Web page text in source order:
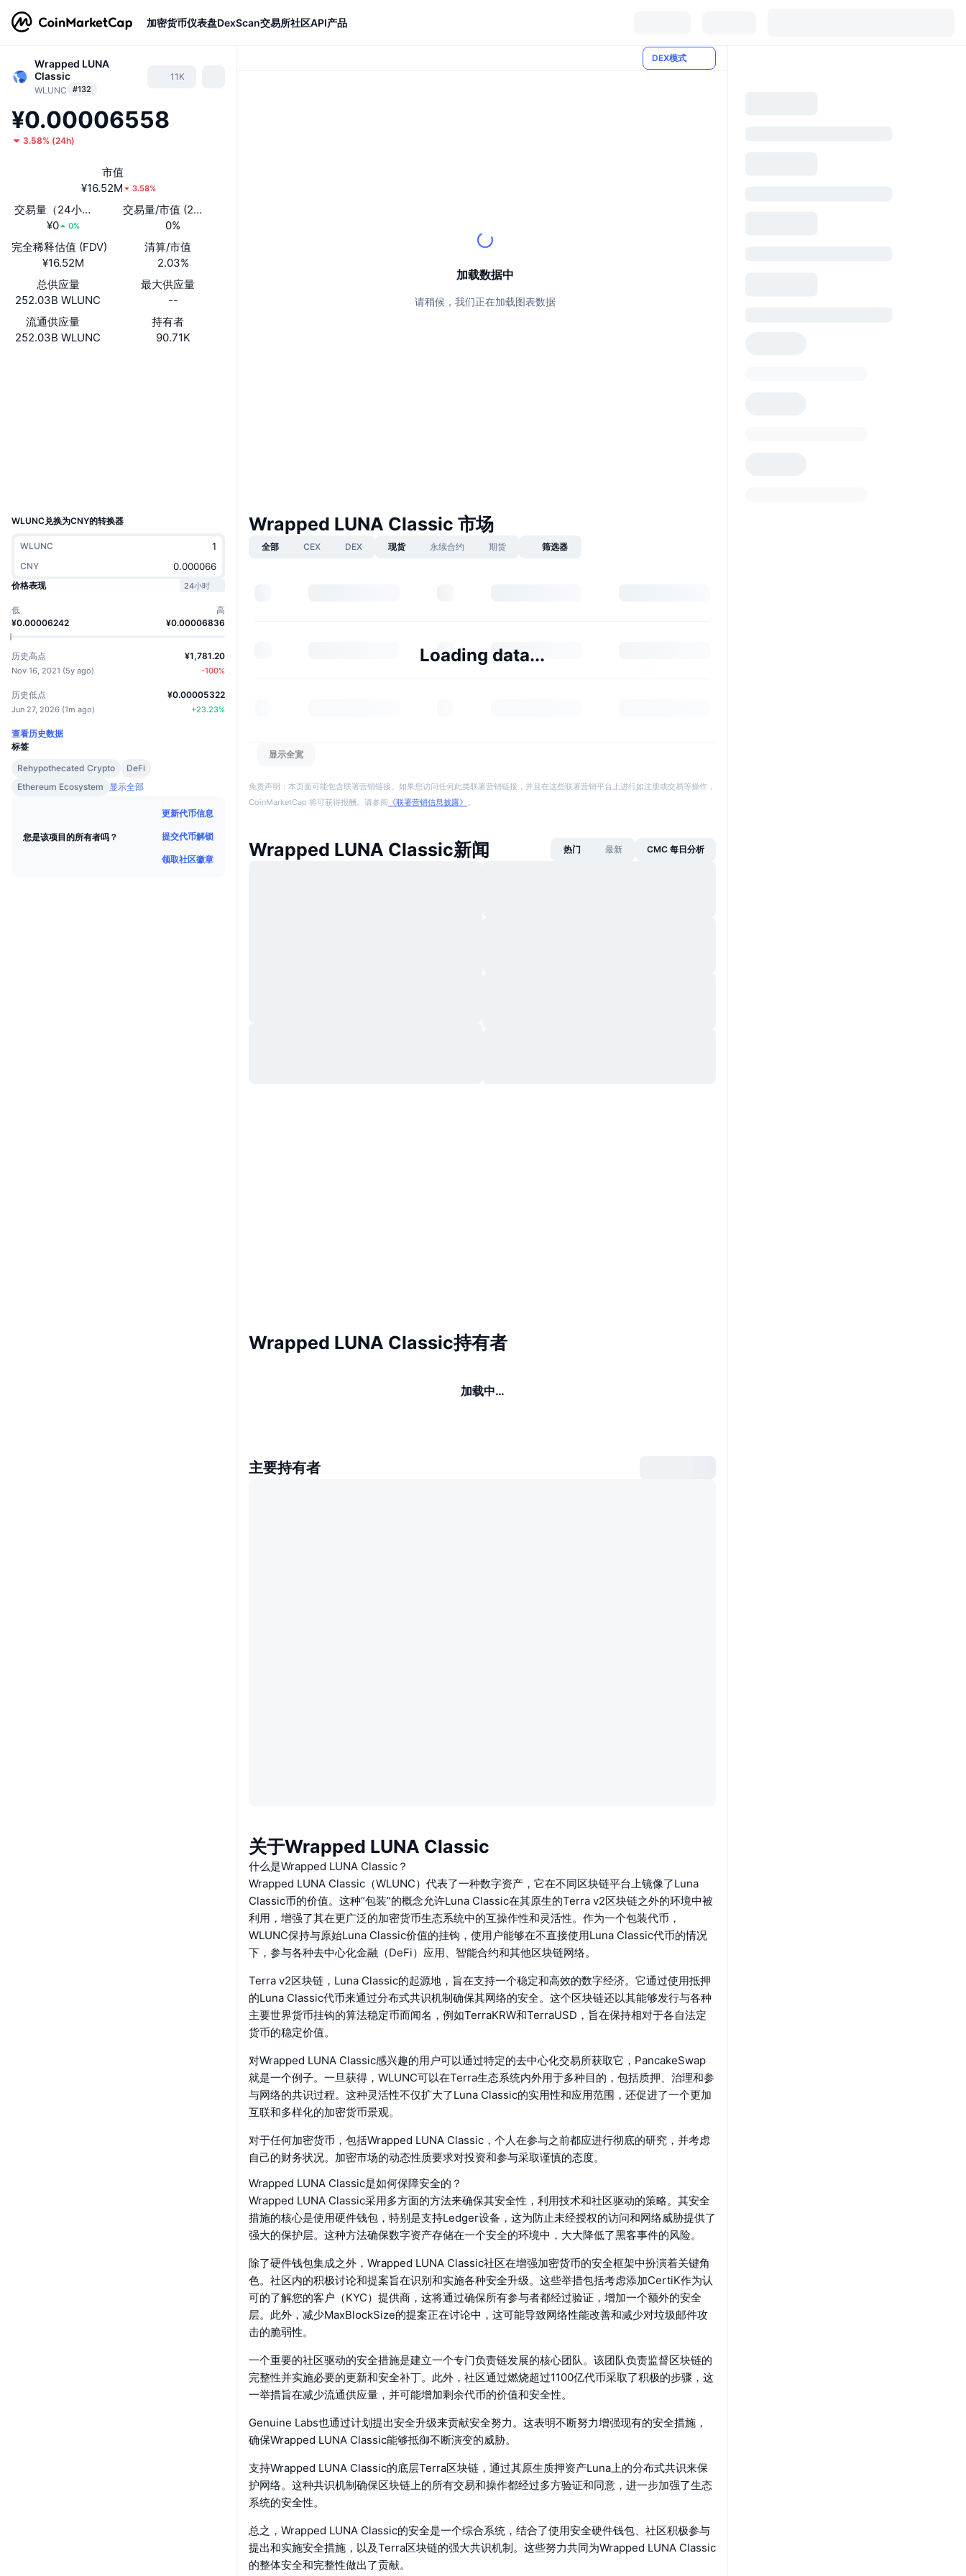
加密货币仪表盘DexScan交易所社区API产品
Wrapped LUNA
Classic
WLUNC #132
11K
¥0.00006558
3.58% (24h)
市值
¥16.52M
3.58%
交易量（24小时）
¥0
0%
交易量/市值 (24小时)
0%
完全稀释估值 (FDV)
¥16.52M
清算/市值
2.03%
总供应量
252.03B WLUNC
最大供应量
--
流通供应量
252.03B WLUNC
持有者
90.71K
WLUNC兑换为CNY的转换器
WLUNC
CNY
价格表现
24小时
低
¥0.00006242
高
¥0.00006836
历史高点
Nov 16, 2021 (5y ago)
¥1,781.20
-100%
历史低点
Jun 27, 2026 (1m ago)
¥0.00005322
+23.23%
查看历史数据
标签
Rehypothecated Crypto
DeFi
Ethereum Ecosystem
显示全部
您是该项目的所有者吗？
更新代币信息
提交代币解锁
领取社区徽章
DEX模式
加载数据中
请稍候，我们正在加载图表数据
Wrapped LUNA Classic 市场
全部 CEX DEX 现货 永续合约 期货 筛选器
Loading data...
显示全宽
免责声明：本页面可能包含联署营销链接。如果您访问任何此类联署营销链接，并且在这些联署营销平台上进行如注册或交易等操作，
CoinMarketCap 将可获得报酬。请参阅 《联署营销信息披露》 。
Wrapped LUNA Classic新闻 热门 最新 CMC 每日分析
Wrapped LUNA Classic持有者
加载中…
主要持有者
关于Wrapped LUNA Classic
什么是Wrapped LUNA Classic？
Wrapped LUNA Classic（WLUNC）代表了一种数字资产，它在不同区块链平台上镜像了Luna
Classic币的价值。这种“包装”的概念允许Luna Classic在其原生的Terra v2区块链之外的环境中被
利用，增强了其在更广泛的加密货币生态系统中的互操作性和灵活性。作为一个包装代币，
WLUNC保持与原始Luna Classic价值的挂钩，使用户能够在不直接使用Luna Classic代币的情况
下，参与各种去中心化金融（DeFi）应用、智能合约和其他区块链网络。
Terra v2区块链，Luna Classic的起源地，旨在支持一个稳定和高效的数字经济。它通过使用抵押
的Luna Classic代币来通过分布式共识机制确保其网络的安全。这个区块链还以其能够发行与各种
主要世界货币挂钩的算法稳定币而闻名，例如TerraKRW和TerraUSD，旨在保持相对于各自法定
货币的稳定价值。
对Wrapped LUNA Classic感兴趣的用户可以通过特定的去中心化交易所获取它，PancakeSwap
就是一个例子。一旦获得，WLUNC可以在Terra生态系统内外用于多种目的，包括质押、治理和参
与网络的共识过程。这种灵活性不仅扩大了Luna Classic的实用性和应用范围，还促进了一个更加
互联和多样化的加密货币景观。
对于任何加密货币，包括Wrapped LUNA Classic，个人在参与之前都应进行彻底的研究，并考虑
自己的财务状况。加密市场的动态性质要求对投资和参与采取谨慎的态度。
Wrapped LUNA Classic是如何保障安全的？
Wrapped LUNA Classic采用多方面的方法来确保其安全性，利用技术和社区驱动的策略。其安全
措施的核心是使用硬件钱包，特别是支持Ledger设备，这为防止未经授权的访问和网络威胁提供了
强大的保护层。这种方法确保数字资产存储在一个安全的环境中，大大降低了黑客事件的风险。
除了硬件钱包集成之外，Wrapped LUNA Classic社区在增强加密货币的安全框架中扮演着关键角
色。社区内的积极讨论和提案旨在识别和实施各种安全升级。这些举措包括考虑添加CertiK作为认
可的了解您的客户（KYC）提供商，这将通过确保所有参与者都经过验证，增加一个额外的安全
层。此外，减少MaxBlockSize的提案正在讨论中，这可能导致网络性能改善和减少对垃圾邮件攻
击的脆弱性。
一个重要的社区驱动的安全措施是建立一个专门负责链发展的核心团队。该团队负责监督区块链的
完整性并实施必要的更新和安全补丁。此外，社区通过燃烧超过1100亿代币采取了积极的步骤，这
一举措旨在减少流通供应量，并可能增加剩余代币的价值和安全性。
Genuine Labs也通过计划提出安全升级来贡献安全努力。这表明不断努力增强现有的安全措施，
确保Wrapped LUNA Classic能够抵御不断演变的威胁。
支持Wrapped LUNA Classic的底层Terra区块链，通过其原生质押资产Luna上的分布式共识来保
护网络。这种共识机制确保区块链上的所有交易和操作都经过多方验证和同意，进一步加强了生态
系统的安全性。
总之，Wrapped LUNA Classic的安全是一个综合系统，结合了使用安全硬件钱包、社区积极参与
提出和实施安全措施，以及Terra区块链的强大共识机制。这些努力共同为Wrapped LUNA Classic
的整体安全和完整性做出了贡献。